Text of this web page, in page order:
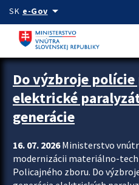
Preskocit na hlavný obsah
SK e-Govarrow_drop_down
Zastavit automatický posun upútavok
Do výzbroje
elektrické
generácie
16. 07. 2026Ministerstvo
modernizácii materiálno-
Policajného zboru. Do